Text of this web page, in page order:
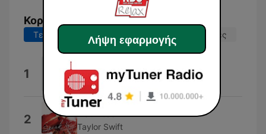
Κορυφαία τραγούδια
Τελευταίες 7 ημέρες Τελευταίες 30 ημέρες
1 LAURO
Achille Lauro
2 Haunted
Taylor Swift
Λήψη εφαρμογής